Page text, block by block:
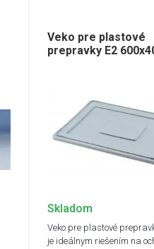
Veko pre plastové
prepravky E2
Skladom
Veko pre plastové
je ideálnym riešením na